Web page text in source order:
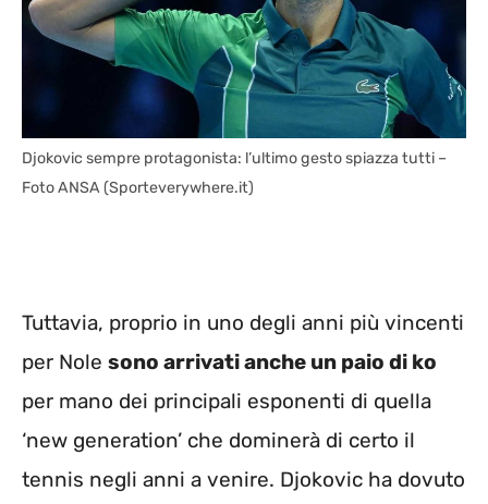
Djokovic sempre protagonista: l’ultimo gesto spiazza tutti –
Foto ANSA (Sporteverywhere.it)
Tuttavia, proprio in uno degli anni più vincenti
per Nole sono arrivati anche un paio di ko
per mano dei principali esponenti di quella
‘new generation’ che dominerà di certo il
tennis negli anni a venire. Djokovic ha dovuto